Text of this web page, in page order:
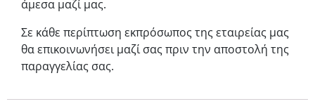
άμεσα μαζί μας.
Σε κάθε περίπτωση εκπρόσωπος της εταιρείας μας
θα επικοινωνήσει μαζί σας πριν την αποστολή της
παραγγελίας σας.